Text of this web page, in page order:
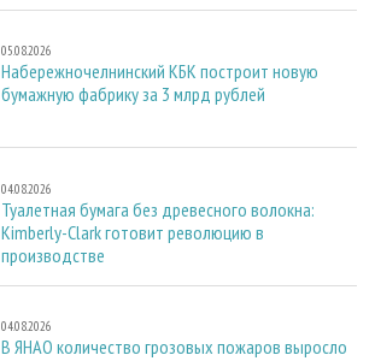
05.08.2026
Набережночелнинский КБК построит новую
бумажную фабрику за 3 млрд рублей
04.08.2026
Туалетная бумага без древесного волокна:
Kimberly-Clark готовит революцию в
производстве
04.08.2026
В ЯНАО количество грозовых пожаров выросло